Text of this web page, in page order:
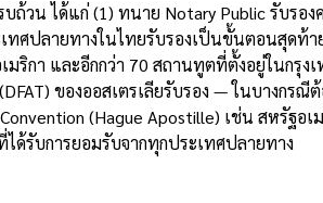
วน ได้แก่ (1) ทนาย Notary Public รับรอง
ศปลายทางในไทยรับรองเป็นขั้นตอนสุดท้
า และอีกกว่า 70 สถานทูตที่ตั้งอยู่ในกรุง
ของออสเตรเลียรับรอง — ในบางก
(Hague Apostille) เช่น สหรัฐ
ด้รับการยอมรับจากทุกประเทศปลายทาง